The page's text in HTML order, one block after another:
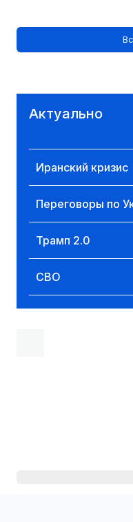
Актуально
Иранский кризис
Переговоры по
Трамп 2.0
СВО